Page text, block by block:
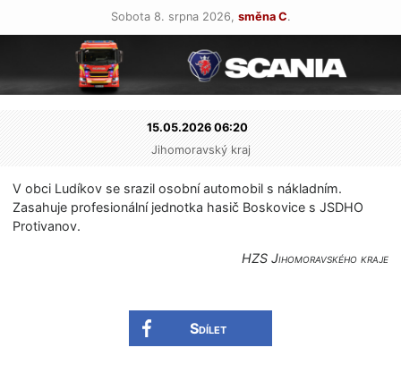
Sobota 8. srpna 2026, směna C.
15.05.2026 06:20
Jihomoravský kraj
V obci Ludíkov se srazil osobní automobil s nákladním.
Zasahuje profesionální jednotka hasič Boskovice s JSDHO
Protivanov.
HZS Jihomoravského kraje
Sdílet